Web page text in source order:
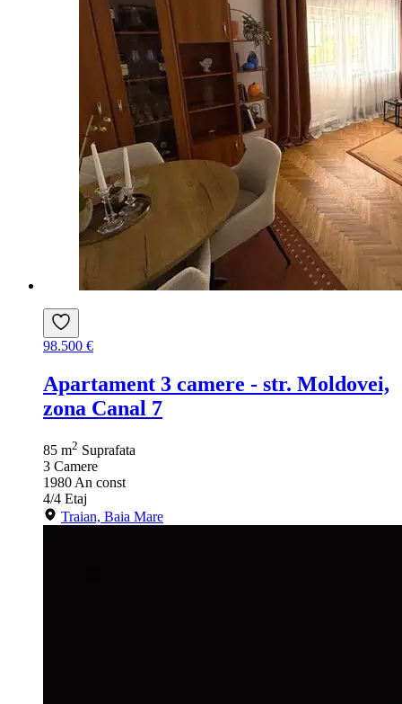
98.500 €
Apartament 3 camere - str. Moldovei,
zona Canal 7
85 m2 Suprafata
3 Camere
1980An const
4/4 Etaj
Traian, Baia Mare